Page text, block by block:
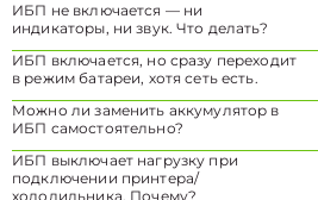
ИБП не включается — ни
индикаторы, ни звук. Что делать?
ИБП включается, но сразу переходит
в режим батареи, хотя сеть есть.
Можно ли заменить аккумулятор в
ИБП самостоятельно?
ИБП выключает нагрузку при
подключении принтера/
холодильника. Почему?